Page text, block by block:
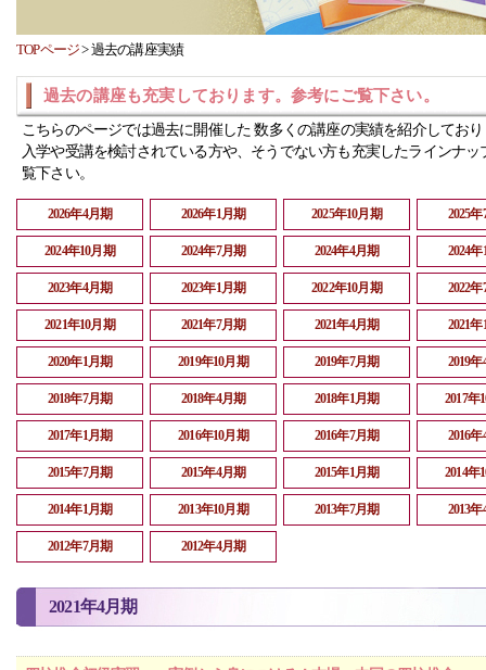
TOPページ>過去の講座実績
過去の講座も充実しております。参考にご覧下さい。
こちらのページでは過去に開催した 数多くの講座の実績を紹介してお
入学や受講を検討されている方や、そうでない方も充実したラインナッ
覧下さい。
2026年4月期 2026年1月期 2025年10月期 2025
2024年10月期 2024年7月期 2024年4月期 2024
2023年4月期 2023年1月期 2022年10月期 2022
2021年10月期 2021年7月期 2021年4月期 2021
2020年1月期 2019年10月期 2019年7月期 2019
2018年7月期 2018年4月期 2018年1月期 2017年
2017年1月期 2016年10月期 2016年7月期 2016
2015年7月期 2015年4月期 2015年1月期 2014年
2014年1月期 2013年10月期 2013年7月期 2013
2012年7月期 2012年4月期
2021年4月期